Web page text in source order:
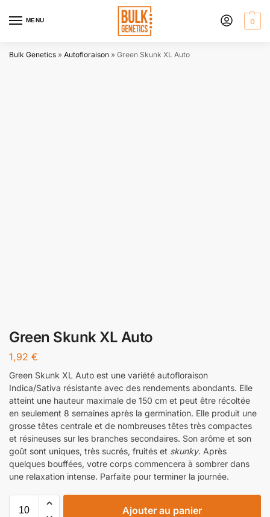
MENU 0
Bulk Genetics » Autofloraison » Green Skunk XL Auto
Green Skunk XL Auto
1,92 €
Green Skunk XL Auto est une variété autofloraison
Indica/Sativa résistante avec des rendements abondants. Elle
atteint une hauteur maximale de 150 cm et peut être récoltée
en seulement 8 semaines après la germination. Elle produit une
grosse têtes centrale et de nombreuses têtes très compactes
et résineuses sur les branches secondaires. Son arôme et son
goût sont uniques, très sucrés, fruités et skunky. Après
quelques bouffées, votre corps commencera à sombrer dans
une relaxation intense. Parfaite pour terminer la journée.
Ajouter au panier